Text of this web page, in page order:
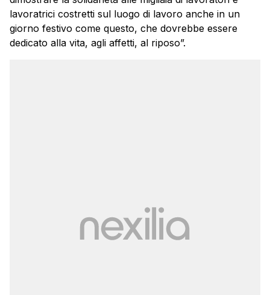
lavoratrici costretti sul luogo di lavoro anche in un
giorno festivo come questo, che dovrebbe essere
dedicato alla vita, agli affetti, al riposo”.